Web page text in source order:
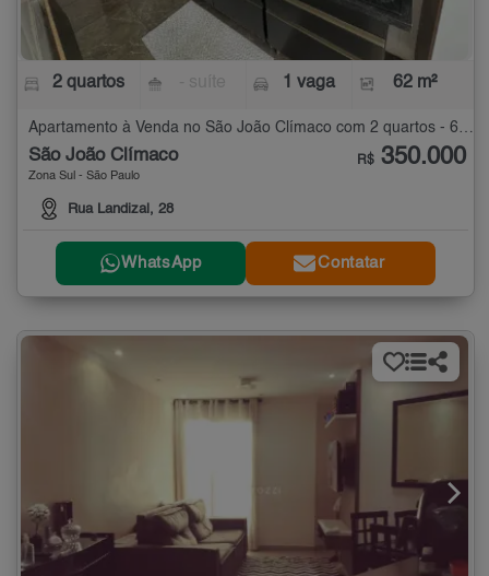
2 quartos 1 vaga 62 m²
Apartamento à Venda no São João Clímaco com 2 quartos - 62 m²
São João Clímaco
Zona Sul - São Paulo
Rua Landizal, 28
R$ 350.000
WhatsApp Contatar